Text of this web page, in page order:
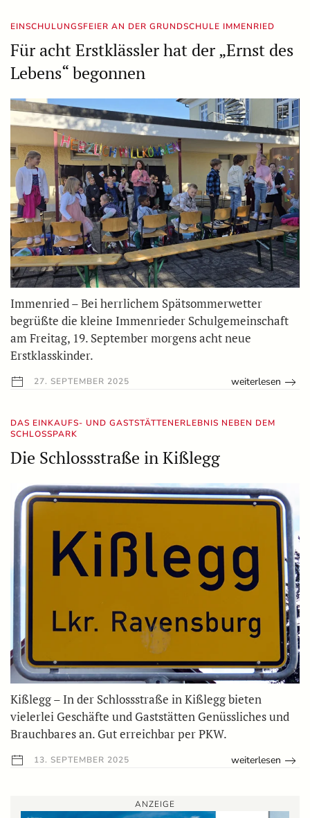
EINSCHULUNGSFEIER AN DER GRUNDSCHULE IMMENRIED
Für acht Erstklässler hat der „Ernst des
Lebens“ begonnen
Immenried – Bei herrlichem Spätsommerwetter
begrüßte die kleine Immenrieder Schulgemeinschaft
am Freitag, 19. September morgens acht neue
Erstklasskinder.
27. SEPTEMBER 2025 weiterlesen
DAS EINKAUFS- UND GASTSTÄTTENERLEBNIS NEBEN DEM
SCHLOSSPARK
Die Schlossstraße in Kißlegg
Kißlegg – In der Schlossstraße in Kißlegg bieten
vielerlei Geschäfte und Gaststätten Genüssliches und
Brauchbares an. Gut erreichbar per PKW.
13. SEPTEMBER 2025 weiterlesen
ANZEIGE